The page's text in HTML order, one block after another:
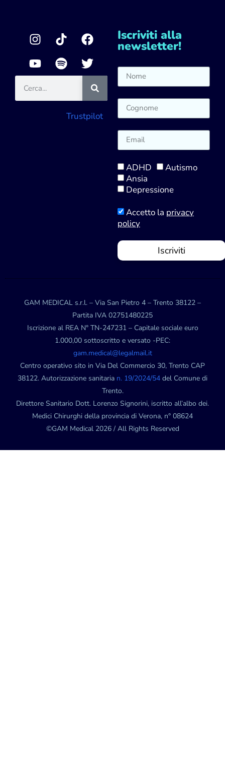
Trustpilot
Iscriviti alla
newsletter!
ADHD
Autismo
Ansia
Depressione
Accetto la privacy
policy
Iscriviti
GAM MEDICAL s.r.l. – Via San Pietro 4 – Trento 38122 –
Partita IVA 02751480225
Iscrizione al REA N° TN-247231 – Capitale sociale euro
1.000,00 sottoscritto e versato -PEC:
gam.medical@legalmail.it
Centro operativo sito in Via Del Commercio 30, Trento CAP
38122. Autorizzazione sanitaria n. 19/2024/54 del Comune di
Trento.
Direttore Sanitario Dott. Lorenzo Signorini, iscritto all’albo dei.
Medici Chirurghi della provincia di Verona, n° 08624
©GAM Medical 2026 / All Rights Reserved